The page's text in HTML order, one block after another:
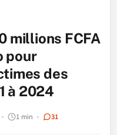
millions FCFA
pour
des
à 2024
1 min 31